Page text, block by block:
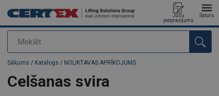
Meklēt
Jūsu
pieprasījums
Saturs
Pievienots jūsu pasūtījumam
Sākums / Katalogs / NOLIKTAVAS APRĪKOJUMS
Celšanas svira